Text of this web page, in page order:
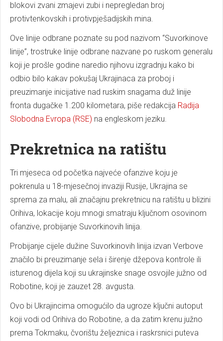
blokovi zvani zmajevi zubi i nepregledan broj
protivtenkovskih i protivpješadijskih mina.
Ove linije odbrane poznate su pod nazivom “Suvorkinove
linije”, trostruke linije odbrane nazvane po ruskom generalu
koji je prošle godine naredio njihovu izgradnju kako bi
odbio bilo kakav pokušaj Ukrajinaca za proboj i
preuzimanje inicijative nad ruskim snagama duž linije
fronta dugačke 1.200 kilometara, piše redakcija Radija
Slobodna Evropa (RSE) na engleskom jeziku.
Prekretnica na ratištu
Tri mjeseca od početka najveće ofanzive koju je
pokrenula u 18-mjesečnoj invaziji Rusije, Ukrajina se
sprema za malu, ali značajnu prekretnicu na ratištu u blizini
Orihiva, lokacije koju mnogi smatraju ključnom osovinom
ofanzive, probijanje Suvorkinovih linija.
Probijanje cijele dužine Suvorkinovih linija izvan Verbove
značilo bi preuzimanje sela i širenje džepova kontrole ili
isturenog dijela koji su ukrajinske snage osvojile južno od
Robotine, koji je zauzet 28. avgusta.
Ovo bi Ukrajincima omogućilo da ugroze ključni autoput
koji vodi od Orihiva do Robotine, a da zatim krenu južno
prema Tokmaku, čvorištu željeznica i raskrsnici puteva